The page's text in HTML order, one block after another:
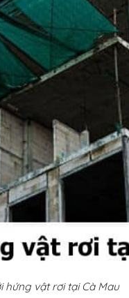
hứng vật rơi tại Cà Mau